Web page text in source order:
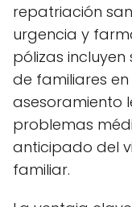
repatriación
urgencia y
pólizas
de familiares
asesoramiento
problemas
anticipado del
familiar.